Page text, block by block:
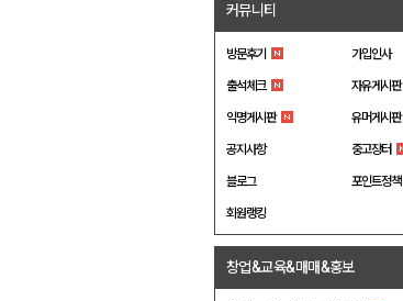
커뮤니티
방문후기 가입인사
출석체크 자유게시판
익명게시판 유머게시판
공지사항 중고장터
블로그 포인트정책
회원랭킹
창업&교육&매매&홍보